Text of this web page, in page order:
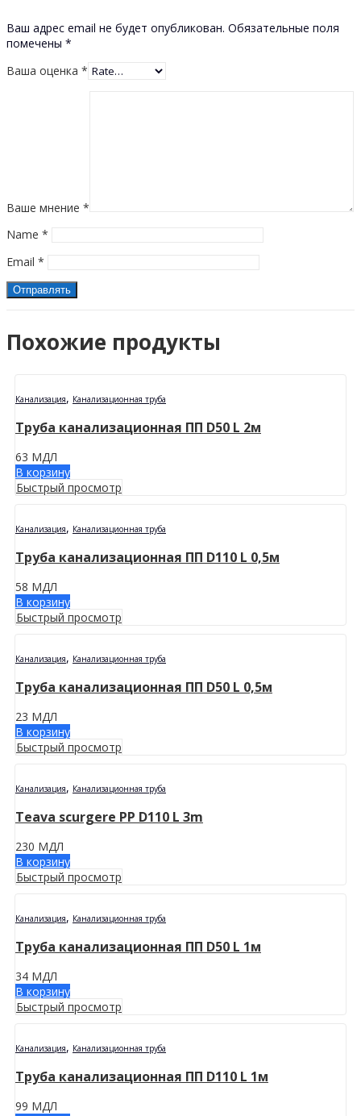
Ваш адрес email не будет опубликован. Обязательные поля
помечены *
Ваша оценка *
Ваше мнение *
Name *
Email *
Похожие продукты
Канализация, Канализационная труба
Труба канализационная ПП D50 L 2м
63 МДЛ
В корзину
Быстрый просмотр
Канализация, Канализационная труба
Труба канализационная ПП D110 L 0,5м
58 МДЛ
В корзину
Быстрый просмотр
Канализация, Канализационная труба
Труба канализационная ПП D50 L 0,5м
23 МДЛ
В корзину
Быстрый просмотр
Канализация, Канализационная труба
Teava scurgere PP D110 L 3m
230 МДЛ
В корзину
Быстрый просмотр
Канализация, Канализационная труба
Труба канализационная ПП D50 L 1м
34 МДЛ
В корзину
Быстрый просмотр
Канализация, Канализационная труба
Труба канализационная ПП D110 L 1м
99 МДЛ